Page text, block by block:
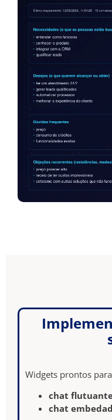
Widgets prontos
chat
chat